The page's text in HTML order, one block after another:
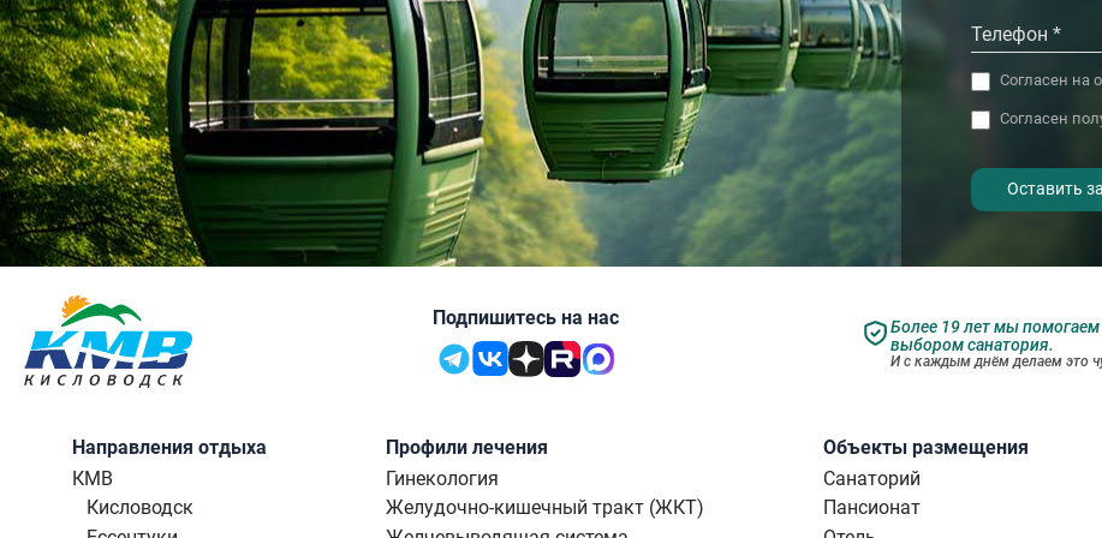
Согласен на
Согласен
Подпишитесь на нас
Более 19 лет мы помогаем
выбором санатория.
И с каждым днём делаем это
Направления отдыха
КМВ
Кисловодск
Профили лечения
Гинекология
Желудочно-кишечный тракт (ЖКТ)
Объекты размещения
Санаторий
Пансионат